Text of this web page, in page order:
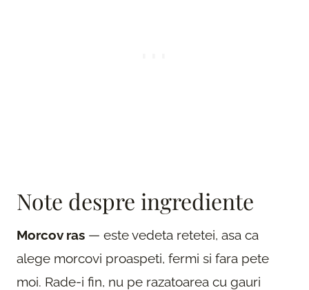
Note despre ingrediente
Morcov ras — este vedeta retetei, asa ca
alege morcovi proaspeti, fermi si fara pete
moi. Rade-i fin, nu pe razatoarea cu gauri